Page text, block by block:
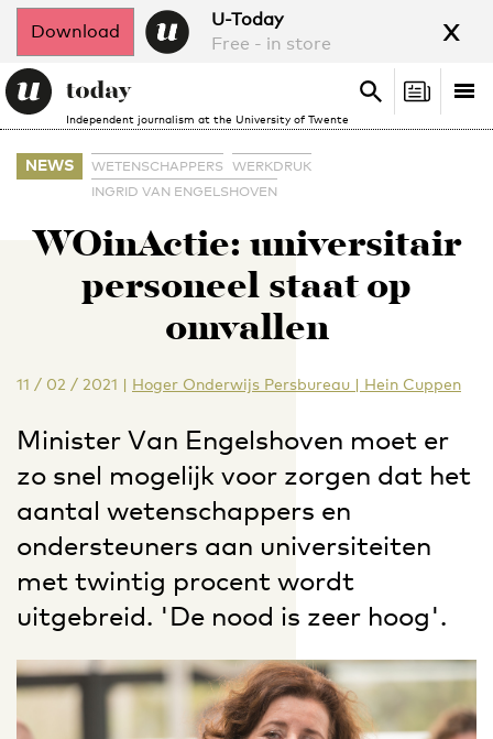
Download
U-Today
Free - in store
x
Independent journalism at the University of Twente
Search
Search
NEWS WETENSCHAPPERS
WERKDRUK
INGRID VAN ENGELSHOVEN
WOinActie: universitair
personeel staat op
omvallen
11 / 02 / 2021 | Hoger Onderwijs Persbureau | Hein Cuppen
Minister Van Engelshoven moet er
zo snel mogelijk voor zorgen dat het
aantal wetenschappers en
ondersteuners aan universiteiten
met twintig procent wordt
uitgebreid. 'De nood is zeer hoog'.